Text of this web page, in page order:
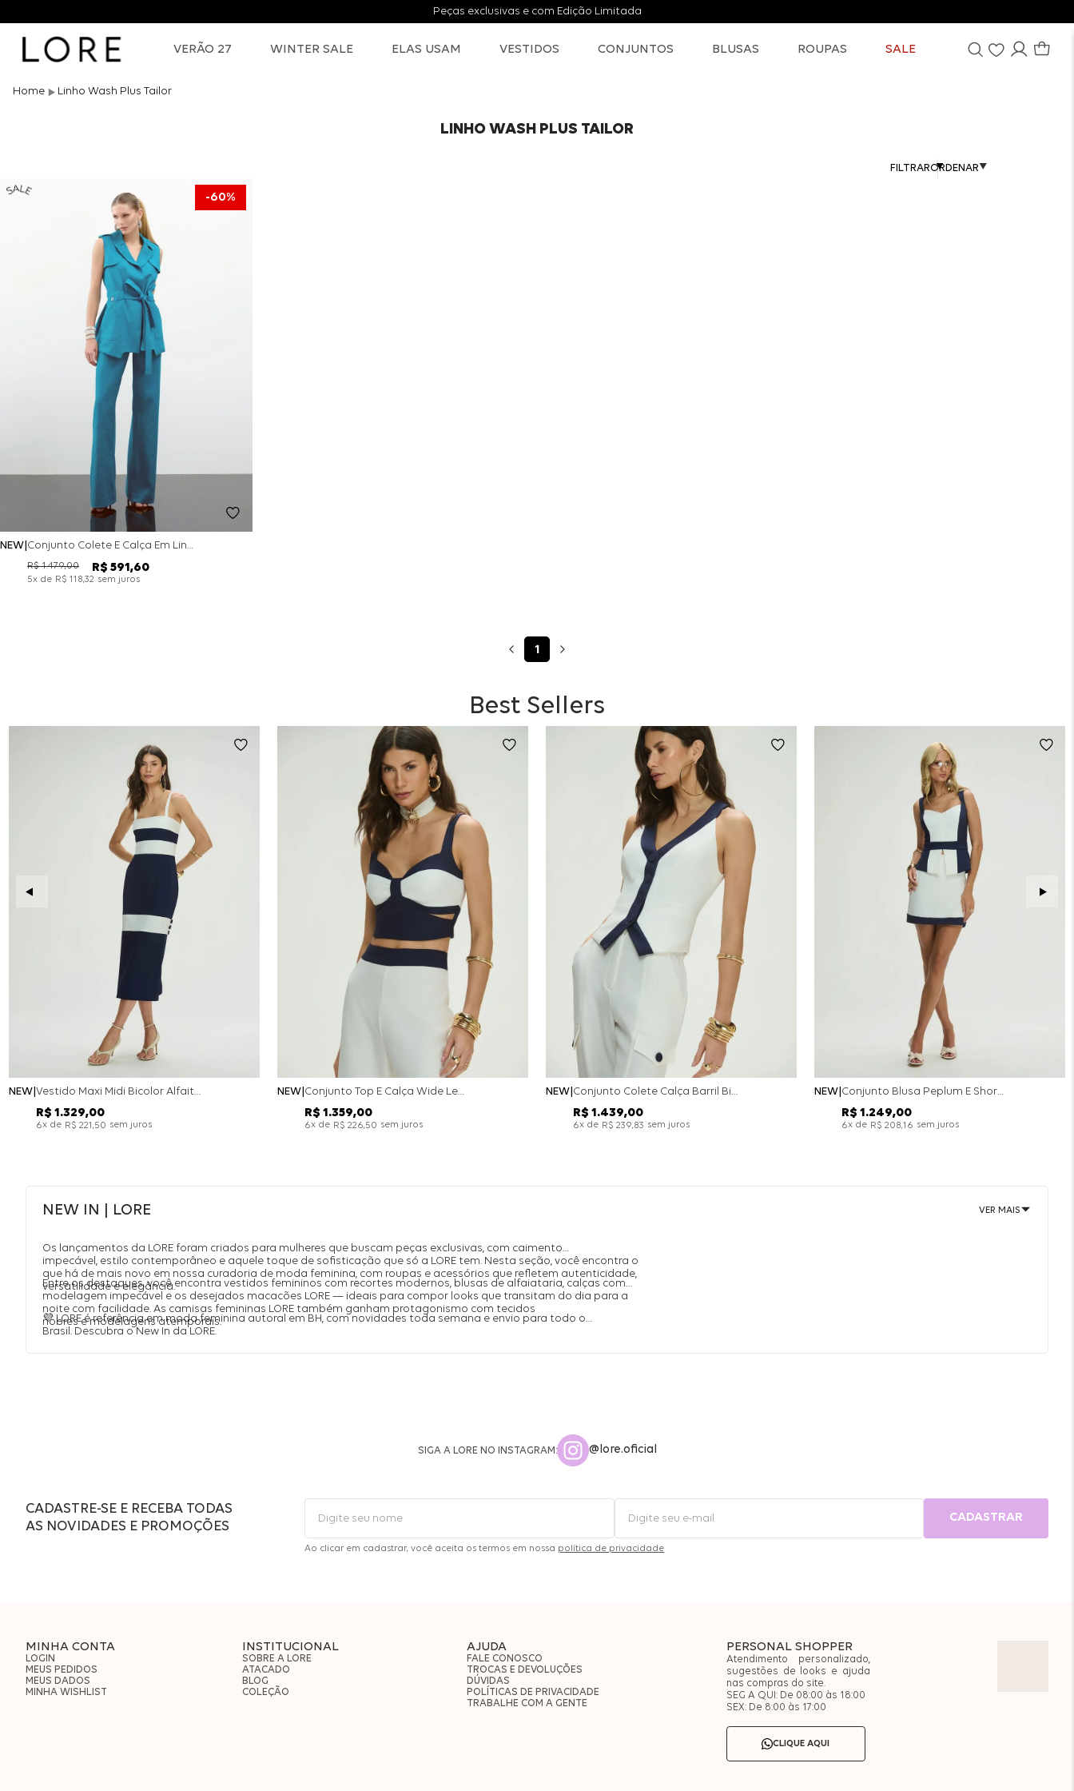
Peças exclusivas e com Edição Limitada
VERÃO 27 WINTER SALE ELAS USAM VESTIDOS CONJUNTOS BLUSAS ROUPAS SALE
Linho Wash Plus Tailor
LINHO WASH PLUS TAILOR
FILTRAR
60%
NEW Conjunto Colete E Calça Em Linho Tailor - Laguna Blue
R$ 1.479,00 R$ 591 ,60
5x de R$ 118,32 sem juros
1
Best Sellers
NEW Vestido Maxi Midi Bicolor Alfaitaria Navy - Marinho
R$ 1 .329,00
6x de R$ 221 ,50 sem juros
NEW Conjunto Top E Calça Wide Leg Bicolor Alfaitaria - Off White
R$ 1 .359,00
6x de R$ 226,50 sem juros
NEW Conjunto Colete Calça Barril Bicolor Alfaiataria - Off White
R$ 1 .439,00
6x de R$ 239,83 sem juros
NEW Conjunto Blusa Peplum E Short Saia Bicolor - Off White
R$ 1 .249,00
6x de R$ 208,16 sem juros
NEW IN | LORE VER MAIS
Os lançamentos da LORE foram criados para mulheres que buscam peças exclusivas, com caimento
impecável, estilo contemporâneo e aquele toque de sofisticação que só a LORE tem. Nesta seção, você encontra o
que há de mais novo em nossa curadoria de moda feminina, com roupas e acessórios que refletem autenticidade,
versatilidade e elegância.
Entre os destaques, você encontra vestidos femininos com recortes modernos, blusas de alfaiataria, calças com
modelagem impecável e os desejados macacões LORE — ideais para compor looks que transitam do dia para a
noite com facilidade. As camisas femininas LORE também ganham protagonismo com tecidos
nobres e modelagens atemporais.
💜 LORE é referência em moda feminina autoral em BH, com novidades toda semana e envio para todo o
Brasil. Descubra o New In da LORE.
SIGA A LORE NO INSTAGRAM: @lore.oficial
CADASTRE-SE E RECEBA TODAS
AS NOVIDADES E PROMOÇÕES
CADASTRAR
Ao clicar em cadastrar, você aceita os termos em nossa política de privacidade
MINHA CONTA
LOGIN
MEUS PEDIDOS
MEUS DADOS
MINHA WISHLIST
INSTITUCIONAL
SOBRE A LORE
ATACADO
BLOG
COLEÇÃO
AJUDA
FALE CONOSCO
TROCAS E DEVOLUÇÕES
DÚVIDAS
POLÍTICAS DE PRIVACIDADE
TRABALHE COM A GENTE
PERSONAL SHOPPER
Atendimento personalizado,
sugestões de looks e ajuda
nas compras do site.
SEG A QUI: De 08:00 às 18:00
SEX: De 8:00 às 17:00
CLIQUE AQUI